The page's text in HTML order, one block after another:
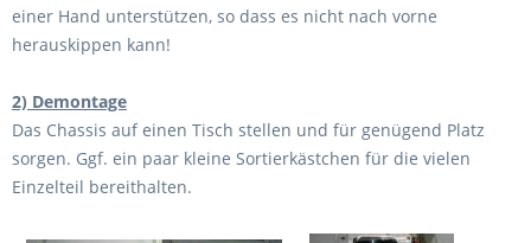
einer Hand unterstützen, so dass es nicht nach vorne
herauskippen kann!
2) Demontage
Das Chassis auf einen Tisch stellen und für genügend Platz
sorgen. Ggf. ein paar kleine Sortierkästchen für die vielen
Einzelteil bereithalten.